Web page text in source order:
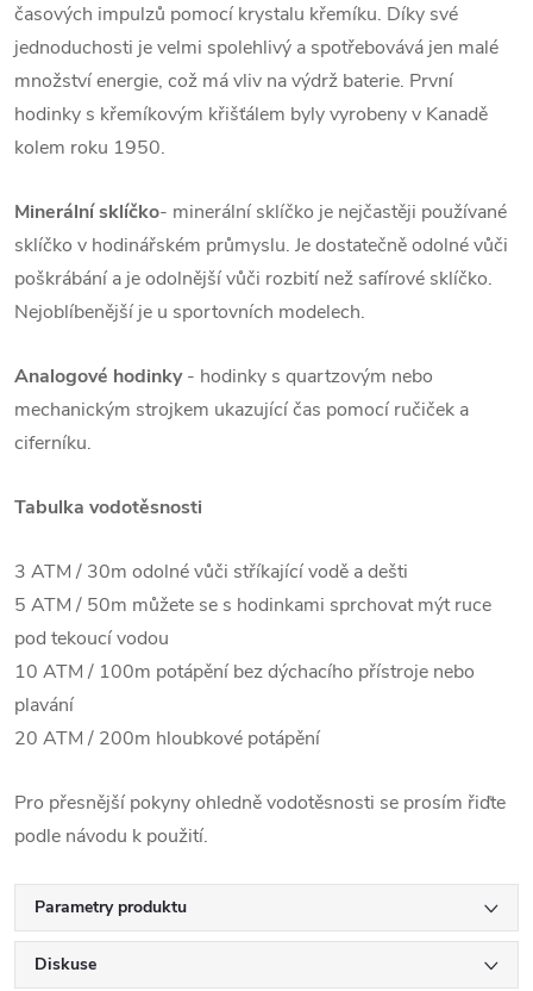
časových impulzů pomocí krystalu křemíku. Díky své
jednoduchosti je velmi spolehlivý a spotřebovává jen malé
množství energie, což má vliv na výdrž baterie. První
hodinky s křemíkovým křišťálem byly vyrobeny v Kanadě
kolem roku 1950.
Minerální sklíčko- minerální sklíčko je nejčastěji používané
sklíčko v hodinářském průmyslu. Je dostatečně odolné vůči
poškrábání a je odolnější vůči rozbití než safírové sklíčko.
Nejoblíbenější je u sportovních modelech.
Analogové hodinky- hodinky s quartzovým nebo
mechanickým strojkem ukazující čas pomocí ručiček a
ciferníku.
Tabulka vodotěsnosti
3 ATM / 30m odolné vůči stříkající vodě a dešti
5 ATM / 50m můžete se s hodinkami sprchovat mýt ruce
pod tekoucí vodou
10 ATM / 100m potápění bez dýchacího přístroje nebo
plavání
20 ATM / 200m hloubkové potápění
Pro přesnější pokyny ohledně vodotěsnosti se prosím řiďte
podle návodu k použití.
Parametry produktu
Diskuse